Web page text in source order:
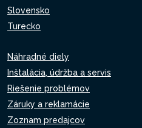
Slovensko
Turecko
Náhradné diely
Inštalácia, údržba a servis
Riešenie problémov
Záruky a reklamácie
Zoznam predajcov